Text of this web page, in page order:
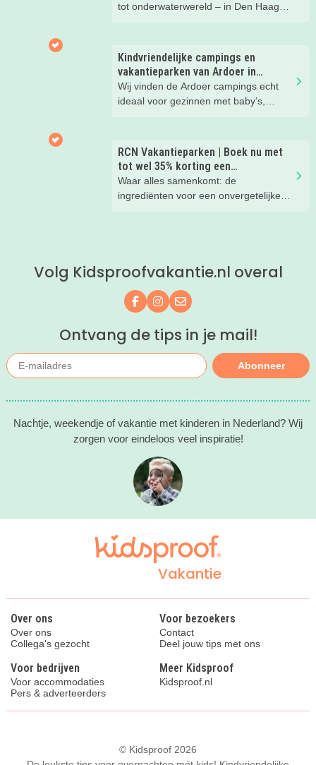
tot onderwaterwereld – in Den Haag
ontspannen met een lekkere lunch op
het strand en een duik in zee. Heerlijk!
Kindvriendelijke campings en
vakantieparken van Ardoer in
Nederland
Wij vinden de Ardoer campings echt
ideaal voor gezinnen met baby’s,
RCN Vakantieparken | Boek nu met
tot wel 35% korting een
zomervakantie!
Waar alles samenkomt: de
ingrediënten voor een onvergetelijke
Volg Kidsproofvakantie.nl overal
Volg ons op Facebook
Volg ons op Instagram
Mail ons
Ontvang de tips in je mail!
Abonneer
Nachtje, weekendje of vakantie met kinderen in Nederland? Wij
zorgen voor eindeloos veel inspiratie!
Vakantie
Over ons
Over ons
Collega's gezocht
Voor bezoekers
Contact
Deel jouw tips met ons
Voor bedrijven
Voor accommodaties
Pers & adverteerders
Meer Kidsproof
Kidsproof.nl
© Kidsproof 2026